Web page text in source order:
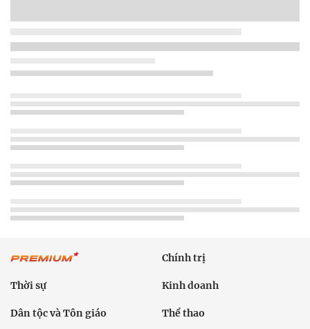
Chính trị
Thời sự Kinh doanh
Dân tộc và Tôn giáo Thể thao